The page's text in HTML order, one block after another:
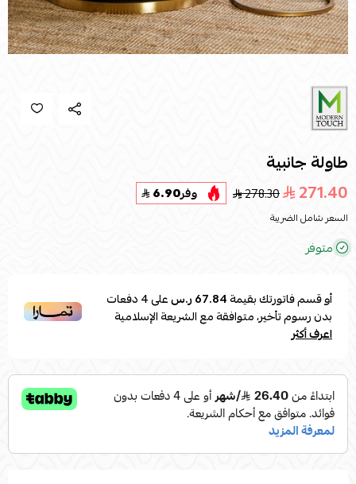
طاولة جانبية
271.40
278.30 وفر6.90
السعر شامل الضريبة
متوفر
أو قسم فاتورتك بقيمة67.84 ر.س على4دفعات
بدون رسوم تأخير، متوافقة مع الشريعة الإسلامية
اعرف أكثر